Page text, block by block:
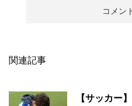
関連記事
【サッカー